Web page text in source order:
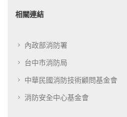
相關連結
內政部消防署
台中市消防局
中華民國消防技術顧問基金會
消防安全中心基金會